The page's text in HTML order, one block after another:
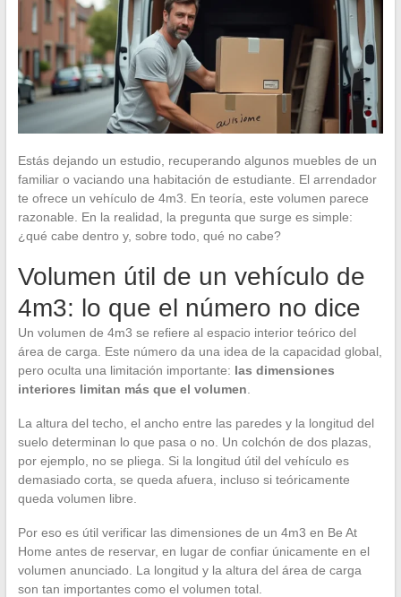
Estás dejando un estudio, recuperando algunos muebles de un
familiar o vaciando una habitación de estudiante. El arrendador
te ofrece un vehículo de 4m3. En teoría, este volumen parece
razonable. En la realidad, la pregunta que surge es simple:
¿qué cabe dentro y, sobre todo, qué no cabe?
Volumen útil de un vehículo de
4m3: lo que el número no dice
Un volumen de 4m3 se refiere al espacio interior teórico del
área de carga. Este número da una idea de la capacidad global,
pero oculta una limitación importante: las dimensiones
interiores limitan más que el volumen
La altura del techo, el ancho entre las paredes y la longitud del
suelo determinan lo que pasa o no. Un colchón de dos plazas,
por ejemplo, no se pliega. Si la longitud útil del vehículo es
demasiado corta, se queda afuera, incluso si teóricamente
queda volumen libre.
Por eso es útil verificar las dimensiones de un 4m3 en Be At
Home antes de reservar, en lugar de confiar únicamente en el
volumen anunciado. La longitud y la altura del área de carga
son tan importantes como el volumen total.